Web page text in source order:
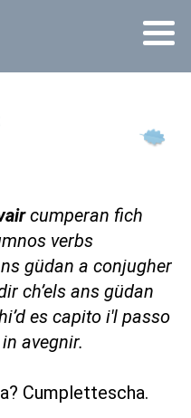
cumperan fich
verbs
güdan a conjugher
ch’els ans güdan
es capito i'l passo
avegnir.
Cumplettescha.